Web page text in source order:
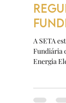
A SETA
Fundiária
Energia